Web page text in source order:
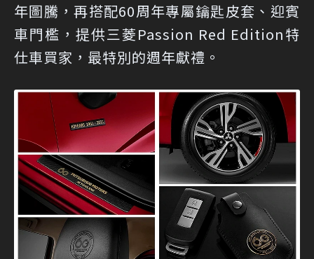
年圖騰，再搭配60周年專屬鑰匙皮套、迎賓
車門檻，提供三菱Passion Red Edition特
仕車買家，最特別的週年獻禮。